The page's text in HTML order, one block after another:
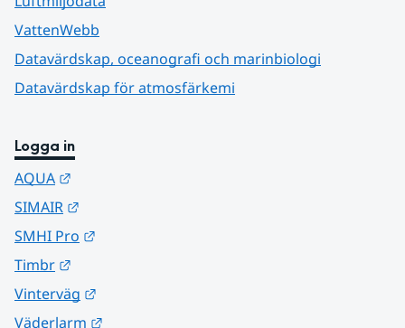
VattenWebb
Datavärdskap, oceanografi och marinbiologi
Datavärdskap för atmosfärkemi
Logga in
AQUA
SIMAIR
SMHI Pro
Timbr
Vinterväg
Väderlarm